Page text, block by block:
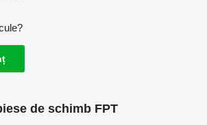
de schimb FPT